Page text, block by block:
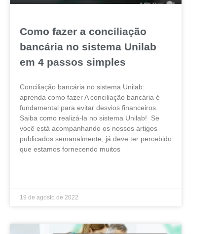
Como fazer a conciliação
bancária no sistema Unilab
em 4 passos simples
Conciliação bancária no sistema Unilab:
aprenda como fazer A conciliação bancária é
fundamental para evitar desvios financeiros.
Saiba como realizá-la no sistema Unilab! Se
você está acompanhando os nossos artigos
publicados semanalmente, já deve ter percebido
que estamos fornecendo muitos
19 de agosto de 2022